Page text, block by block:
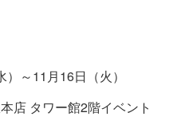
～11月16日（火）
店 タワー館2階イベント